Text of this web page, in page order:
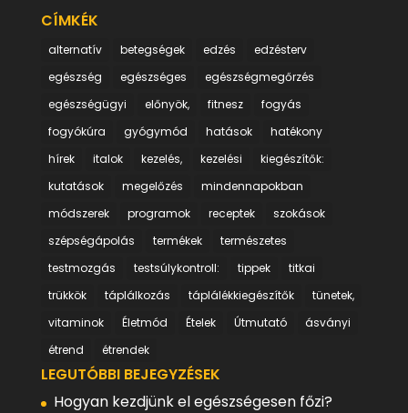
CÍMKÉK
alternatív betegségek edzés
edzésterv
egészség
egészséges
egészségmegőrzés
egészségügyi
előnyök, fitnesz
fogyás
fogyókúra
gyógymód hatások
hatékony
hírek
italok kezelés, kezelési
kiegészítők:
kutatások
megelőzés
mindennapokban
módszerek
programok receptek
szokások
szépségápolás
termékek
természetes
testmozgás
testsúlykontroll: tippek
titkai
trükkök
táplálkozás táplálékkiegészítők
tünetek,
vitaminok
Életmód Ételek Útmutató
ásványi
étrend
étrendek
LEGUTÓBBI BEJEGYZÉSEK
Hogyan kezdjünk el egészségesen főzi?